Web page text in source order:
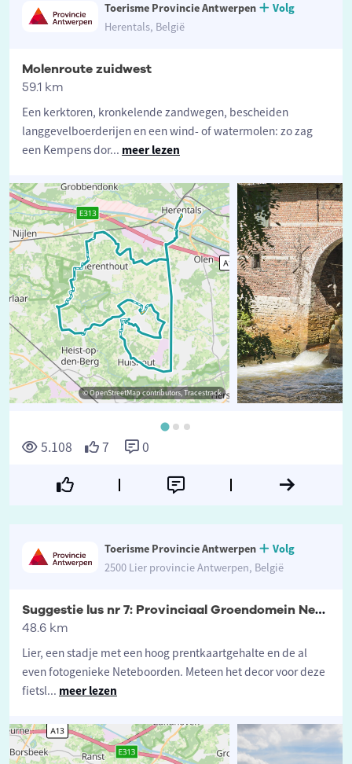
Toerisme Provincie Antwerpen
Volg
Herentals, België
Molenroute zuidwest
59.1 km
Een kerktoren, kronkelende zandwegen, bescheiden
langgevelboerderijen en een wind- of watermolen: zo zag
een Kempens dor... meer lezen
© OpenStreetMap contributors, Tracestrack
5.108 7 0
Toerisme Provincie Antwerpen
Volg
2500 Lier provincie Antwerpen, België
Suggestie lus nr 7: Provinciaal Groendomein Neteland
48.6 km
Lier, een stadje met een hoog prentkaartgehalte en de al
even fotogenieke Neteboorden. Meteen het decor voor deze
fietsl... meer lezen